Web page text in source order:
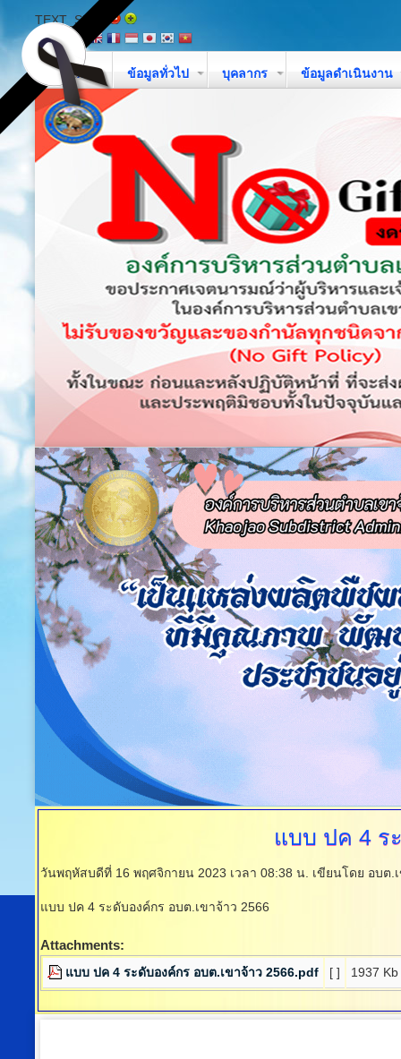
TEXT_SIZE
หน้าหลัก ข้อมูลทั่วไป บุคลากร ข้อมูลดำเนินงาน
แบบ ปค 4 ร
วันพฤหัสบดีที่ 16 พฤศจิกายน 2023 เวลา 08:38 น. เขียนโดย อบต.
แบบ ปค 4 ระดับองค์กร อบต.เขาจ้าว 2566
Attachments:
แบบ ปค 4 ระดับองค์กร อบต.เขาจ้าว 2566.pdf [ ] 1937 Kb